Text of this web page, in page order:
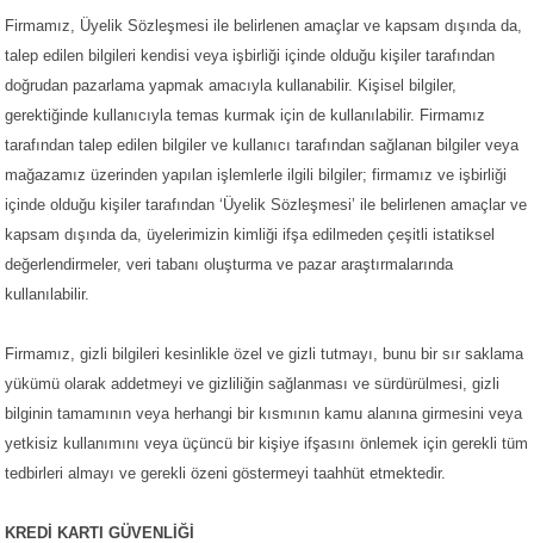
Firmamız, Üyelik Sözleşmesi ile belirlenen amaçlar ve kapsam dışında da,
talep edilen bilgileri kendisi veya işbirliği içinde olduğu kişiler tarafından
doğrudan pazarlama yapmak amacıyla kullanabilir. Kişisel bilgiler,
gerektiğinde kullanıcıyla temas kurmak için de kullanılabilir. Firmamız
tarafından talep edilen bilgiler ve kullanıcı tarafından sağlanan bilgiler veya
mağazamız üzerinden yapılan işlemlerle ilgili bilgiler; firmamız ve işbirliği
içinde olduğu kişiler tarafından ‘Üyelik Sözleşmesi’ ile belirlenen amaçlar ve
kapsam dışında da, üyelerimizin kimliği ifşa edilmeden çeşitli istatiksel
değerlendirmeler, veri tabanı oluşturma ve pazar araştırmalarında
kullanılabilir.
Firmamız, gizli bilgileri kesinlikle özel ve gizli tutmayı, bunu bir sır saklama
yükümü olarak addetmeyi ve gizliliğin sağlanması ve sürdürülmesi, gizli
bilginin tamamının veya herhangi bir kısmının kamu alanına girmesini veya
yetkisiz kullanımını veya üçüncü bir kişiye ifşasını önlemek için gerekli tüm
tedbirleri almayı ve gerekli özeni göstermeyi taahhüt etmektedir.
KREDİ KARTI GÜVENLİĞİ